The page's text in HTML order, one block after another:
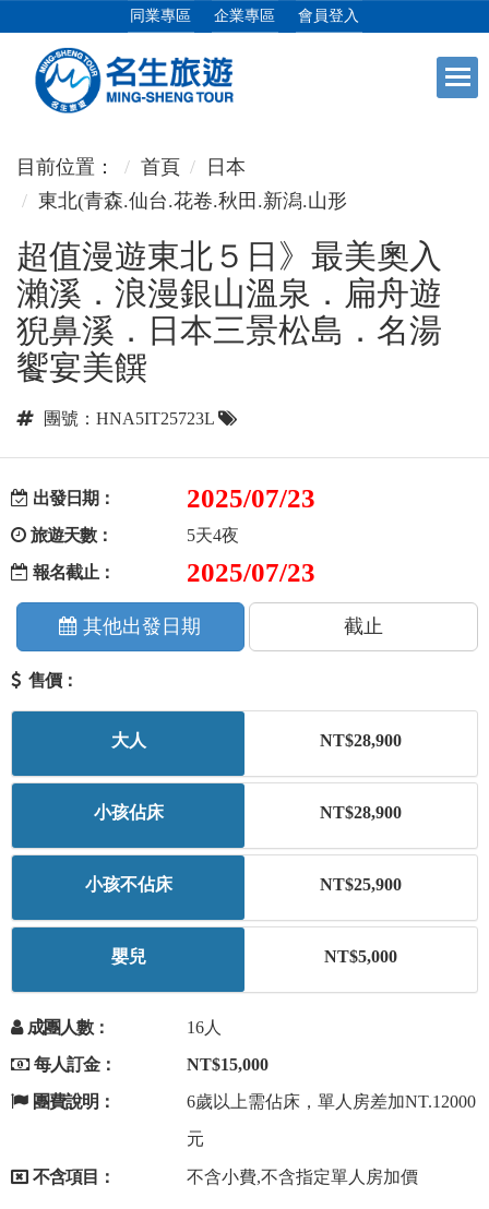
同業專區 企業專區 會員登入
日本專館
海島假期
韓國
歐洲
目前位置： 首頁
日本
東北(青森.仙台.花卷.秋田.新潟.山形
超值漫遊東北５日》最美奧入
瀨溪．浪漫銀山溫泉．扁舟遊
猊鼻溪．日本三景松島．名湯
饗宴美饌
團號：HNA5IT25723L
出發日期： 2025/07/23
旅遊天數：
5天4夜
報名截止：
2025/07/23
其他出發日期 截止
售價：
大人 NT$28,900
小孩佔床 NT$28,900
小孩不佔床 NT$25,900
嬰兒 NT$5,000
成團人數：
16人
每人訂金：
NT$15,000
團費說明：
6歲以上需佔床，單人房差加NT.12000
元
不含項目： 不含小費,不含指定單人房加價